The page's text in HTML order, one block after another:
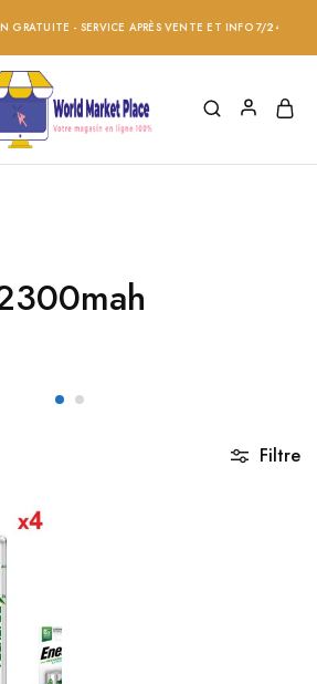
- SERVICE APRÈS VENTE ET INFO 7/24 -
Filtre